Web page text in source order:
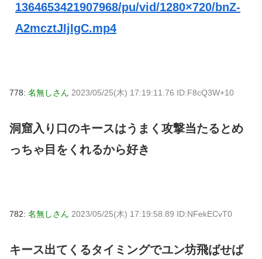
1364653421907968/pu/vid/1280×720/bnZ-
A2mcztJIjIgC.mp4
778: 名無しさん 2023/05/25(木) 17:19:11.76 ID:F8cQ3W+10
洞窟入り口のキースはうまく攻撃当たるとめ
っちゃ目をくれるから好き
782: 名無しさん 2023/05/25(木) 17:19:58.89 ID:NFekECvT0
キース出てくるタイミングでユン坊飛ばせば